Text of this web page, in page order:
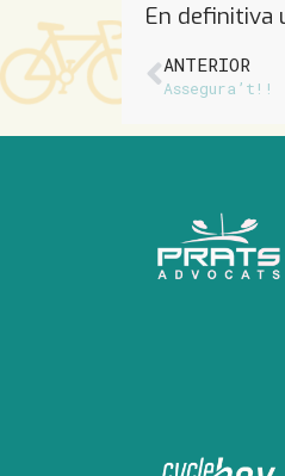
En definitiva
ANTERIOR
Assegura’t!!